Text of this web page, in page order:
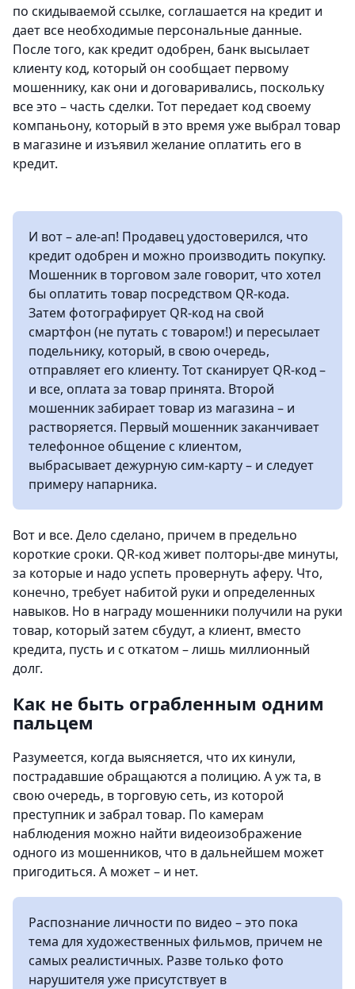
по скидываемой ссылке, соглашается на кредит и
дает все необходимые персональные данные.
После того, как кредит одобрен, банк высылает
клиенту код, который он сообщает первому
мошеннику, как они и договаривались, поскольку
все это – часть сделки. Тот передает код своему
компаньону, который в это время уже выбрал товар
в магазине и изъявил желание оплатить его в
кредит.
И вот – але-ап! Продавец удостоверился, что
кредит одобрен и можно производить покупку.
Мошенник в торговом зале говорит, что хотел
бы оплатить товар посредством QR-кода.
Затем фотографирует QR-код на свой
смартфон (не путать с товаром!) и пересылает
подельнику, который, в свою очередь,
отправляет его клиенту. Тот сканирует QR-код –
и все, оплата за товар принята. Второй
мошенник забирает товар из магазина – и
растворяется. Первый мошенник заканчивает
телефонное общение с клиентом,
выбрасывает дежурную сим-карту – и следует
примеру напарника.
Вот и все. Дело сделано, причем в предельно
короткие сроки. QR-код живет полторы-две минуты,
за которые и надо успеть провернуть аферу. Что,
конечно, требует набитой руки и определенных
навыков. Но в награду мошенники получили на руки
товар, который затем сбудут, а клиент, вместо
кредита, пусть и с откатом – лишь миллионный
долг.
Как не быть ограбленным одним
пальцем
Разумеется, когда выясняется, что их кинули,
пострадавшие обращаются а полицию. А уж та, в
свою очередь, в торговую сеть, из которой
преступник и забрал товар. По камерам
наблюдения можно найти видеоизображение
одного из мошенников, что в дальнейшем может
пригодиться. А может – и нет.
Распознание личности по видео – это пока
тема для художественных фильмов, причем не
самых реалистичных. Разве только фото
нарушителя уже присутствует в